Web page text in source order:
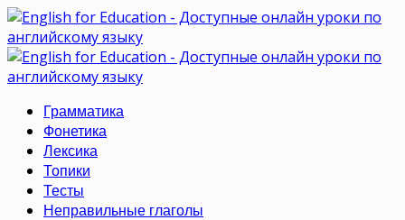
Грамматика
Фонетика
Лексика
Топики
Тесты
Неправильные глаголы